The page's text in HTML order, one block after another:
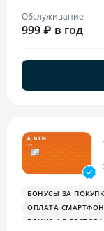
Обслуживание
999 ₽ в год
БОНУСЫ ЗА
ОПЛАТА
БОНУСЫ В